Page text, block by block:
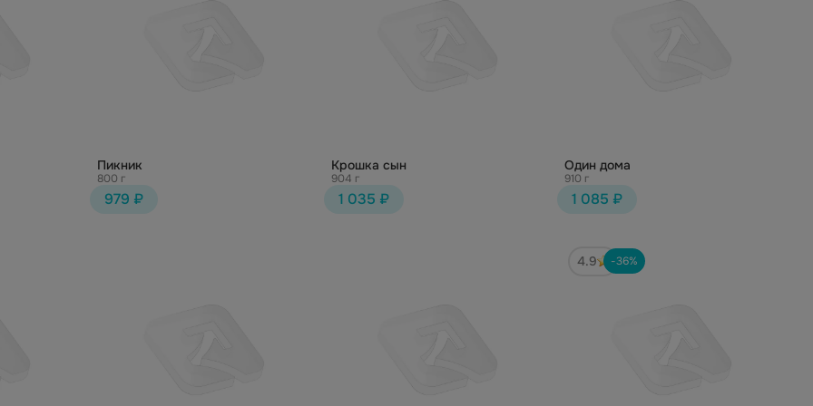
Пикник
800 г
979 ₽
Крошка сын
904 г
1 035 ₽
Один дома
910 г
1 085 ₽
4.9 -36%